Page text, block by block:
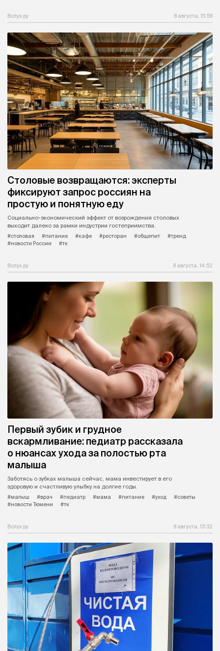
Вслух.ру 8 августа, 15:58
Столовые возвращаются: эксперты
фиксируют запрос россиян на
простую и понятную еду
Социально-экономический эффект от возрождения столовых
выходит далеко за рамки индустрии гостеприимства.
#столовая
#питание #кафе #ресторан #общепит
#тренд
#новости России
#тк
Вслух.ру 8 августа, 14:52
Первый зубик и грудное
вскармливание: педиатр рассказала
о нюансах ухода за полостью рта
малыша
Заботясь о зубках малыша сейчас, мама инвестирует в его
здоровую и счастливую улыбку на долгие годы.
#малыш
#врач #педиатр #мама #питание #уход
#советы
#новости Тюмени
#тк
Вслух.ру 8 августа, 13:32